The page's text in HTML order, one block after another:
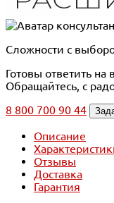
Сложности с
Готовы ответить
Обращайтесь, с
8 800 700 90 44
Описание
Отзывы
Доставка
Гарантия